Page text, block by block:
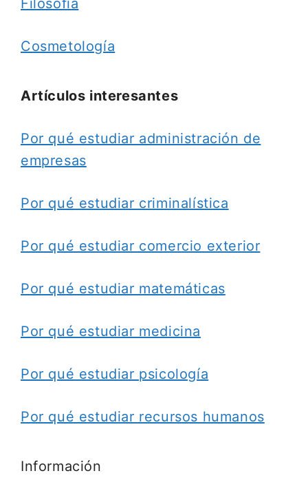
Filosofía
Cosmetología
Artículos interesantes
Por qué estudiar administración de
empresas
Por qué estudiar criminalística
Por qué estudiar comercio exterior
Por qué estudiar matemáticas
Por qué estudiar medicina
Por qué estudiar psicología
Por qué estudiar recursos humanos
Información